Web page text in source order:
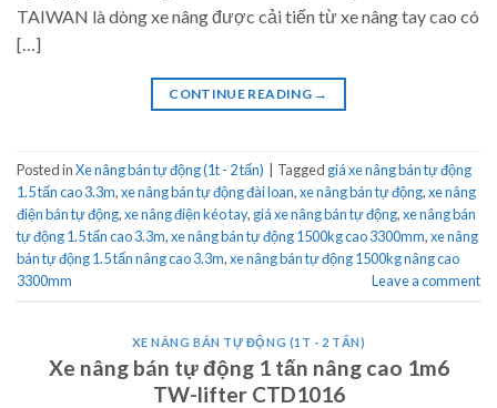
TAIWAN là dòng xe nâng được cải tiến từ xe nâng tay cao có
[…]
CONTINUE READING →
Posted inXe nâng bán tự động (1t - 2 tấn) Tagged giá xe nâng bán tự động
1.5 tấn cao 3.3m,xe nâng bán tự động đài loan,xe nâng bán tự động,xe nâng
điện bán tự động,xe nâng điện kéo tay, giá xe nâng bán tự động,xe nâng bán
tự động 1.5 tấn cao 3.3m,xe nâng bán tự động 1500kg cao 3300mm,xe nâng
bán tự động 1.5 tấn nâng cao 3.3m,xe nâng bán tự động 1500kg nâng cao
3300mm
Leave a comment
XE NÂNG BÁN TỰ ĐỘNG (1T - 2 TẤN)
Xe nâng bán tự động 1 tấn nâng cao 1m6
TW-lifter CTD1016